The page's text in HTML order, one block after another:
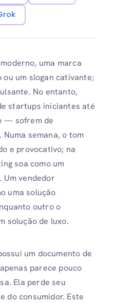
uma marca
ou um slogan cativante;
No entanto,
startups iniciantes até
— sofrem de
semana, o tom
e provocativo; na
soa como um
vendedor
uma solução
outro o
solução de luxo.
um documento de
parece pouco
Ela perde seu
do consumidor. Este